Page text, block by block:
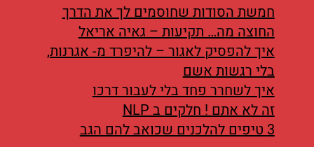
בריאות
תזונה
טיפולים
עיסוי
חמשת הסודות שחוסמים לך את הדרך
החוצה מה… תקיעות – גאיה אריאל
איך להפסיק לאגור – להיפרד מ- אגרנות,
בלי רגשות אשם
איך לשחרר פחד בלי לעבור דרכו
זה לא אתם ! חלקים ב NLP
3 טיפים להלכנים שכואב להם הגב